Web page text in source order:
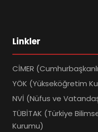
Linkler
CİMER
YÖK (Yükseköğretim
NVİ (Nüfus ve
TÜBİTAK (Türkiye
Kurumu)